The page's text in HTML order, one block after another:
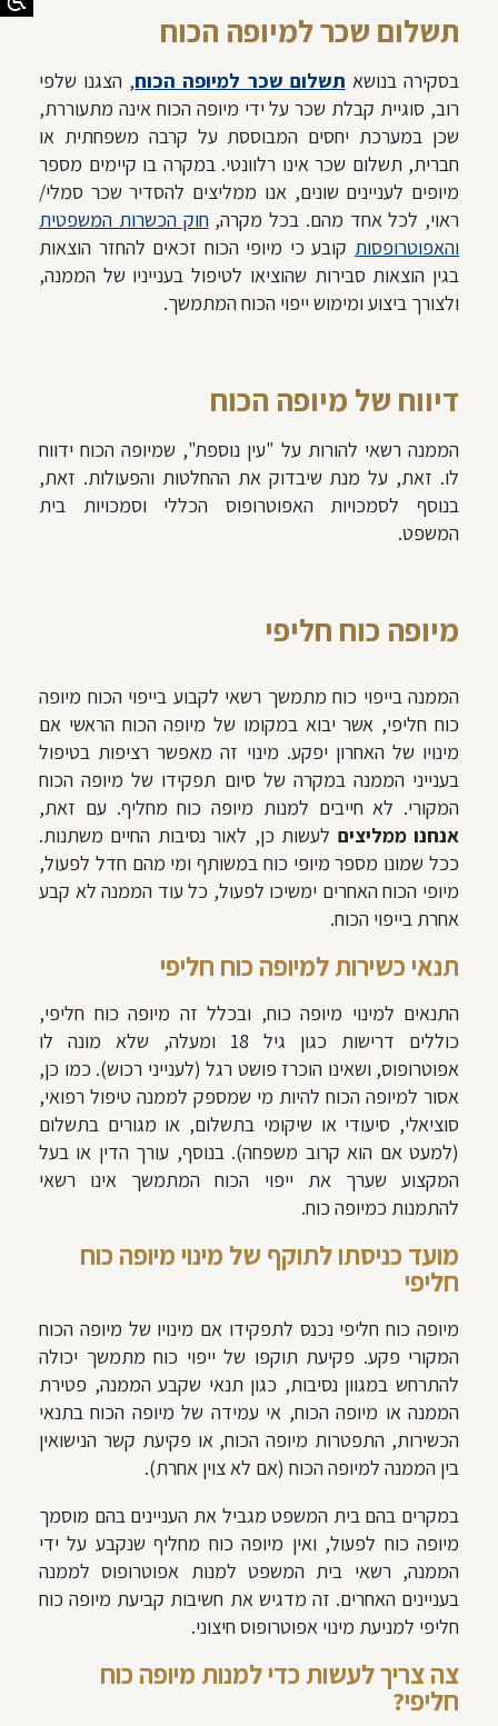
תשלום שכר למיופה הכוח
בסקירה בנושא תשלום שכר למיופה הכוח, הצגנו שלפי
רוב, סוגיית קבלת שכר על ידי מיופה הכוח אינה מתעוררת,
שכן במערכת יחסים המבוססת על קרבה משפחתית או
חברית, תשלום שכר אינו רלוונטי. במקרה בו קיימים מספר
מיופים לעניינים שונים, אנו ממליצים להסדיר שכר סמלי/
ראוי, לכל אחד מהם. בכל מקרה,חוק הכשרות המשפטית
והאפוטרופסות קובע כי מיופי הכוח זכאים להחזר הוצאות
בגין הוצאות סבירות שהוציאו לטיפול בענייניו של הממנה,
ולצורך ביצוע ומימוש ייפוי הכוח המתמשך.
דיווח של מיופה הכוח
הממנה רשאי להורות על "עין נוספת", שמיופה הכוח ידווח
לו. זאת, על מנת שיבדוק את ההחלטות והפעולות. זאת,
בנוסף לסמכויות האפוטרופוס הכללי וסמכויות בית
המשפט.
מיופה כוח חליפי
הממנה בייפוי כוח מתמשך רשאי לקבוע בייפוי הכוח מיופה
כוח חליפי, אשר יבוא במקומו של מיופה הכוח הראשי אם
מינויו של האחרון יפקע. מינוי זה מאפשר רציפות בטיפול
בענייני הממנה במקרה של סיום תפקידו של מיופה הכוח
המקורי. לא חייבים למנות מיופה כוח מחליף. עם זאת,
אנחנו ממליצים לעשות כן, לאור נסיבות החיים משתנות.
ככל שמונו מספר מיופי כוח במשותף ומי מהם חדל לפעול,
מיופי הכוח האחרים ימשיכו לפעול, כל עוד הממנה לא קבע
אחרת בייפוי הכוח.
תנאי כשירות למיופה כוח חליפי
התנאים למינוי מיופה כוח, ובכלל זה מיופה כוח חליפי,
כוללים דרישות כגון גיל 18 ומעלה, שלא מונה לו
אפוטרופוס, ושאינו הוכרז פושט רגל (לענייני רכוש). כמו כן,
אסור למיופה הכוח להיות מי שמספק לממנה טיפול רפואי,
סוציאלי, סיעודי או שיקומי בתשלום, או מגורים בתשלום
(למעט אם הוא קרוב משפחה). בנוסף, עורך הדין או בעל
המקצוע שערך את ייפוי הכוח המתמשך אינו רשאי
להתמנות כמיופה כוח.
מועד כניסתו לתוקף של מינוי מיופה כוח
חליפי
מיופה כוח חליפי נכנס לתפקידו אם מינויו של מיופה הכוח
המקורי פקע. פקיעת תוקפו של ייפוי כוח מתמשך יכולה
להתרחש במגוון נסיבות, כגון תנאי שקבע הממנה, פטירת
הממנה או מיופה הכוח, אי עמידה של מיופה הכוח בתנאי
הכשירות, התפטרות מיופה הכוח, או פקיעת קשר הנישואין
בין הממנה למיופה הכוח (אם לא צוין אחרת).
במקרים בהם בית המשפט מגביל את העניינים בהם מוסמך
מיופה כוח לפעול, ואין מיופה כוח מחליף שנקבע על ידי
הממנה, רשאי בית המשפט למנות אפוטרופוס לממנה
בעניינים האחרים. זה מדגיש את חשיבות קביעת מיופה כוח
חליפי למניעת מינוי אפוטרופוס חיצוני.
צה צריך לעשות כדי למנות מיופה כוח
חליפי?